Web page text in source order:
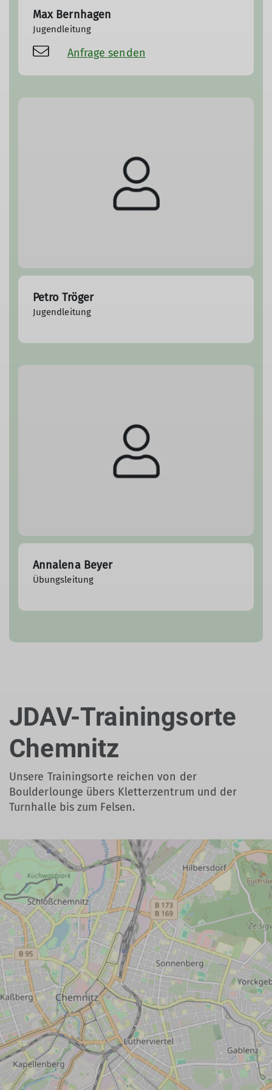
Max Bernhagen
Jugendleitung
Anfrage senden
Petro Tröger
Jugendleitung
Annalena Beyer
Übungsleitung
JDAV-Trainingsorte
Chemnitz
Unsere Trainingsorte reichen von der
Boulderlounge übers Kletterzentrum und der
Turnhalle bis zum Felsen.